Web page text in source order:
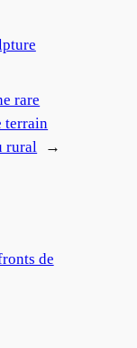
rare
terrain
rural
→
de